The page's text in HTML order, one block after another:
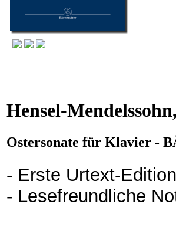
Hensel-
Ostersonate für Klavier -
- Erste Urtext-
- Lesefreundliche